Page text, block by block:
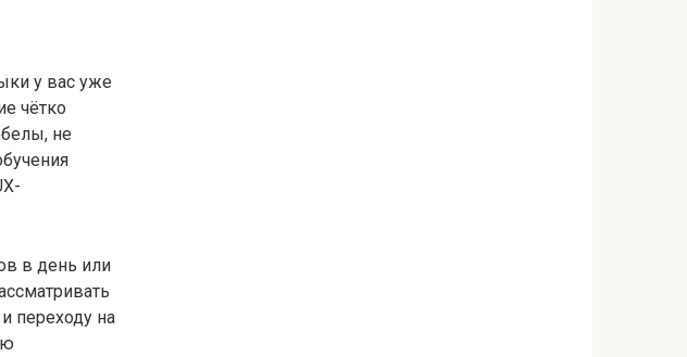
у вас уже
чётко
не
в день или
переходу на